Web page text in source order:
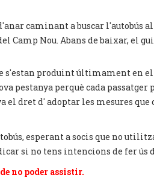
caminant a buscar l'autobús
Camp Nou. Abans de baixar,
s'estan produint últimament en
pestanya perquè cada
dret d' adoptar les mesures
esperant a socis que no
si no tens intencions de fer ús
no poder assistir.